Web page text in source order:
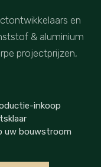
en
& aluminium
projectprijzen,
inkoop
uw bouwstroom